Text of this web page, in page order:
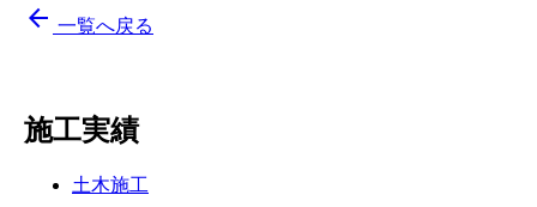
arrow_back 一覧へ戻る
施工実績
土木施工